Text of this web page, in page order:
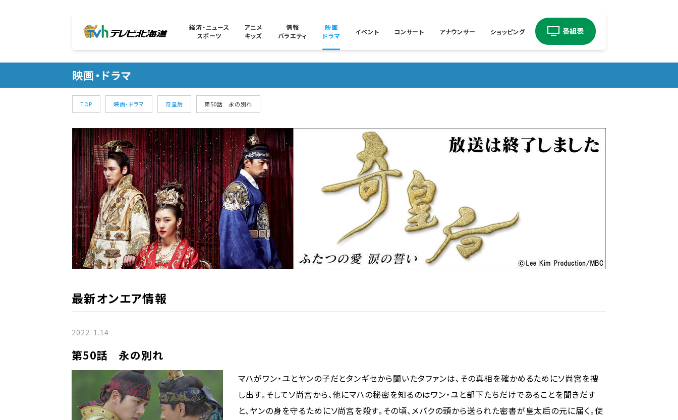
経済・ニュース
スポーツ
アニメ
キッズ
情報
バラエティ
映画
ドラマ
イベント コンサート アナウンサー ショッピング
映画・ドラマ
TOP 映画・ドラマ 奇皇后 第50話 永の別れ
最新オンエア情報
2022. 1.14
第50話 永の別れ
マハがワン・ユとヤンの子だとタンギセから聞いたタファンは、その真相を確かめるためにソ尚宮を捜
し出す。そしてソ尚宮から、他にマハの秘密を知るのはワン・ユと部下たちだけであることを聞きだす
と、ヤンの身を守るためにソ尚宮を殺す。その頃、メバクの頭から送られた密書が皇太后の元に届く。使